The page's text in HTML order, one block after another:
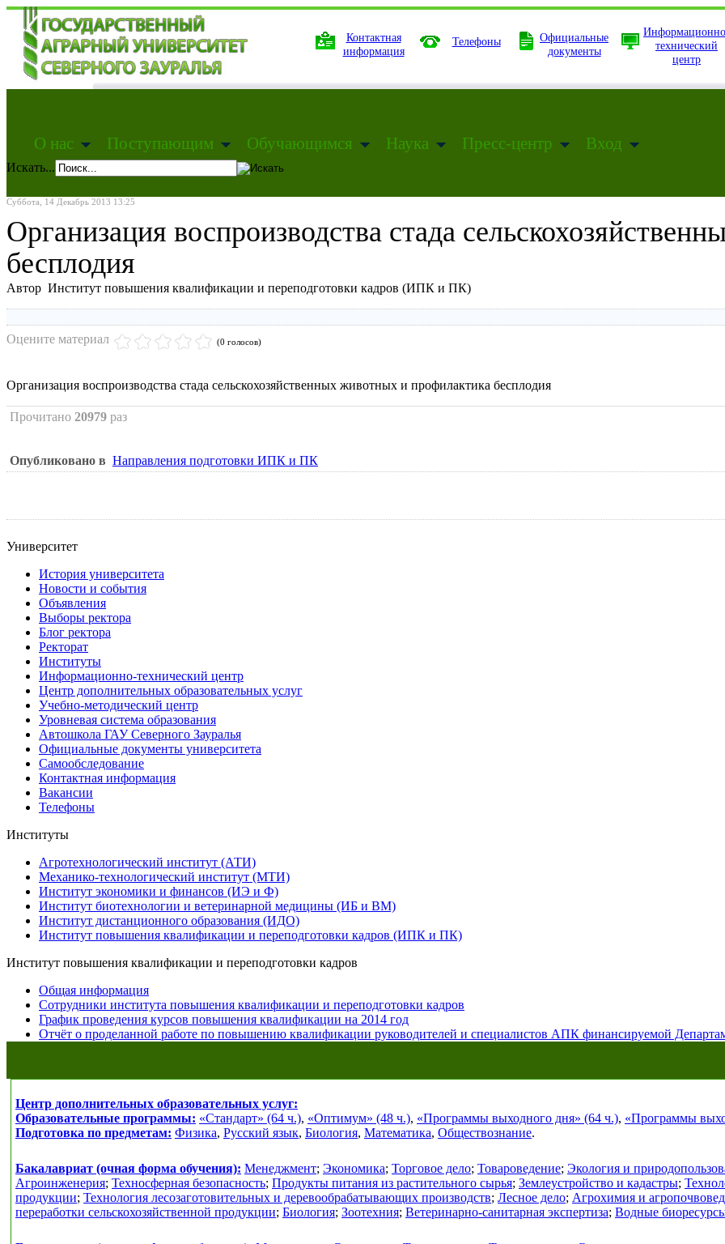
Контактная
информация
Телефоны
Официальные
документы
технический
центр
О нас Поступающим Обучающимся Наука Пресс-центр Вход
Искать...
Суббота, 14 Декабрь 2013 13:25
Организация воспроизводства стада
бесплодия
Автор Институт повышения квалификации и переподготовки кадров (ИПК и ПК)
Оцените материал (0 голосов)
Организация воспроизводства стада сельскохозяйственных животных и профилактика бесплодия
Прочитано 20979 раз
Опубликовано в Направления подготовки ИПК и ПК
Университет
История университета
Новости и события
Объявления
Выборы ректора
Блог ректора
Ректорат
Институты
Информационно-технический центр
Центр дополнительных образовательных услуг
Учебно-методический центр
Уровневая система образования
Автошкола ГАУ Северного Зауралья
Официальные документы университета
Самообследование
Контактная информация
Вакансии
Телефоны
Институты
Агротехнологический институт (АТИ)
Механико-технологический институт (МТИ)
Институт экономики и финансов (ИЭ и Ф)
Институт биотехнологии и ветеринарной медицины (ИБ и ВМ)
Институт дистанционного образования (ИДО)
Институт повышения квалификации и переподготовки кадров (ИПК и ПК)
Институт повышения квалификации и переподготовки кадров
Общая информация
Сотрудники института повышения квалификации и переподготовки кадров
График проведения курсов повышения квалификации на 2014 год
Отчёт о проделанной работе по повышению квалификации руководителей и специалистов АПК финансируемой
Центр дополнительных образовательных услуг:
Образовательные программы: «Стандарт» (64 ч.), «Оптимум» (48 ч.), «Программы выходного дня» (64 ч.), «Программы
Подготовка по предметам: Физика, Русский язык, Биология, Математика, Обществознание.
Бакалавриат (очная форма обучения): Менеджмент; Экономика; Торговое дело; Товароведение; Экология и
Агроинженерия; Техносферная безопасность; Продукты питания из растительного сырья; Землеустройство и кадастры;
продукции; Технология лесозаготовительных и деревообрабатывающих производств; Лесное дело; Агрохимия и
переработки сельскохозяйственной продукции; Биология; Зоотехния; Ветеринарно-санитарная экспертиза; Водные